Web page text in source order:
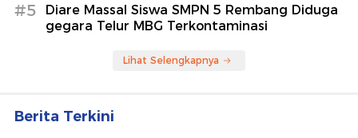
#5
Diare Massal Siswa SMPN 5 Rembang Diduga
gegara Telur MBG Terkontaminasi
Lihat Selengkapnya
Berita Terkini